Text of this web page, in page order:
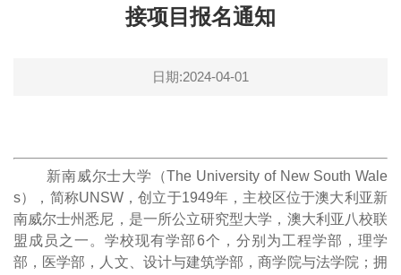
接项目报名通知
日期:2024-04-01
新南威尔士大学（The University of New South Wale
s），简称UNSW，创立于1949年，主校区位于澳大利亚新
南威尔士州悉尼，是一所公立研究型大学，澳大利亚八校联
盟成员之一。学校现有学部6个，分别为工程学部，理学
部，医学部，人文、设计与建筑学部，商学院与法学院；拥